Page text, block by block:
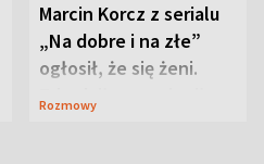
Marcin Korcz z serialu
„Na dobre i na złe”
ogłosił, że się żeni.
Zdradził, co zmienił
Rozmowy